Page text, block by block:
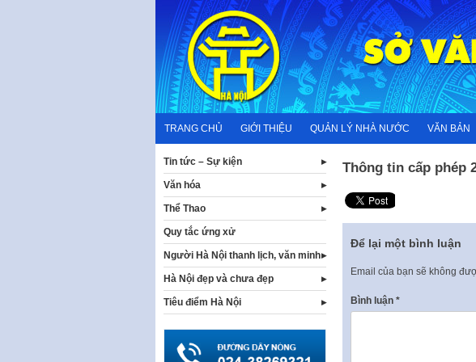
content
TRANG CHỦ GIỚI THIỆU QUẢN LÝ NHÀ NƯỚC VĂN BẢN
Thông tin cấp phép
Để lại một bình luận
Email của bạn sẽ không
Bình luận *
Tin tức – Sự kiện
Văn hóa
Thể Thao
Quy tắc ứng xử
Người Hà Nội thanh lịch, văn minh
Hà Nội đẹp và chưa đẹp
Tiêu điểm Hà Nội